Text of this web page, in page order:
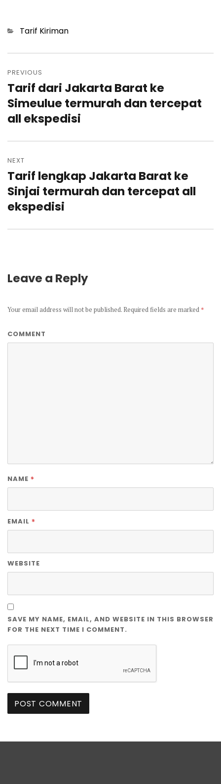
Categories
Tarif Kiriman
navigation
PREVIOUS
Previous
post:
Tarif dari Jakarta Barat ke
Simeulue termurah dan tercepat
all ekspedisi
NEXT
Next
post:
Tarif lengkap Jakarta Barat ke
Sinjai termurah dan tercepat all
ekspedisi
Leave a Reply
Your email address will not be published. Required fields are marked *
COMMENT
NAME *
EMAIL *
WEBSITE
SAVE MY NAME, EMAIL, AND WEBSITE IN THIS BROWSER
FOR THE NEXT TIME I COMMENT.